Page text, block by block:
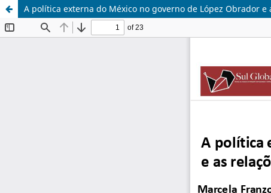
A política externa do México no governo de López Obrador e